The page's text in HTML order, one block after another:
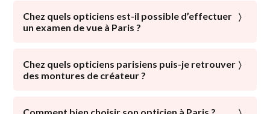
Chez quels opticiens est-il possible d’effectuer
un examen de vue à Paris ?
Conviction. Ce sont avant tout des professionnels de la
vue qui réalisent des contrôles visuels, des prises de
(MESU). Aucun détail ne leur échappe pour vous
Chez quels opticiens parisiens puis-je retrouver
des montures de créateur ?